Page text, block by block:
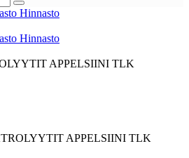
Hinnasto
Hinnasto
APPELSIINI TLK